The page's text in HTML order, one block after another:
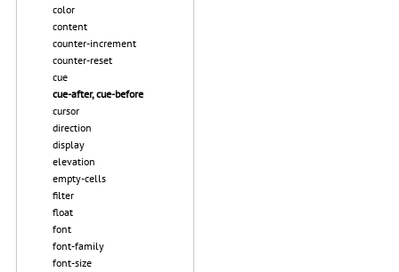
color
content
counter-increment
counter-reset
cue
cue-after, cue-before
cursor
direction
display
elevation
empty-cells
filter
float
font
font-family
font-size